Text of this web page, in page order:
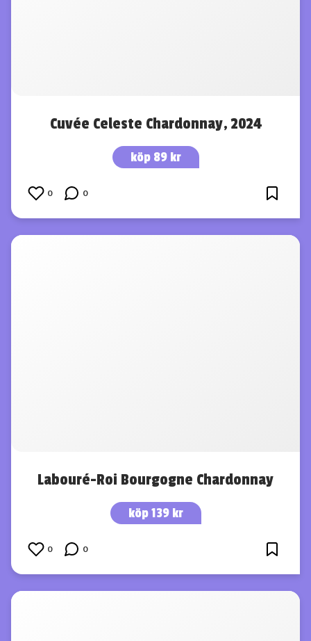
Cuvée Celeste Chardonnay, 2024
köp 89 kr
0 0
Labouré-Roi Bourgogne Chardonnay
köp 139 kr
0 0